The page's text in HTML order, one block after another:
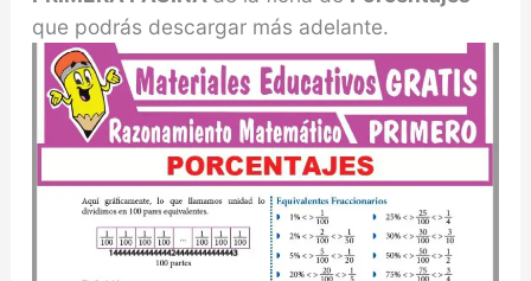
que podrás descargar más adelante.